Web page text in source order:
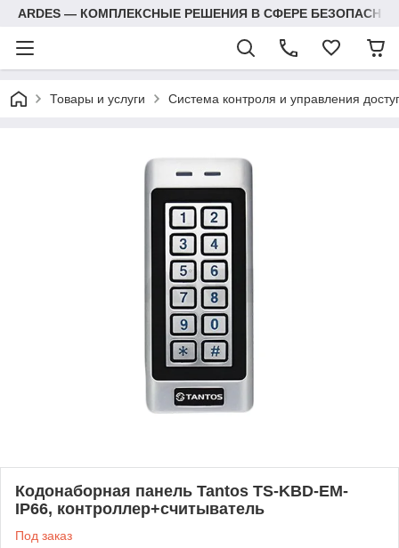
ARDES — КОМПЛЕКСНЫЕ РЕШЕНИЯ В СФЕРЕ
Товары и услуги Система контроля и управления
Кодонаборная панель Tantos TS-KBD-EM-
IP66, контроллер+считыватель
Под заказ